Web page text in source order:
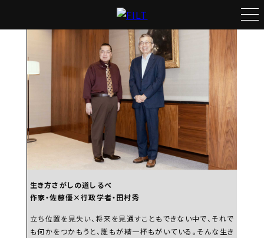
いつもの島で語り尽くす、
大人の軽やかな遊び方。
俳優・哀川 翔 × 俳優・原田龍二
生き方さがしの道しるべ
作家・佐藤優×チームみらい党首・安野貴博
うつしだすこと
映画監督・三島有紀子
愛と平和の1時間
俳優・原田龍二
映画監督・白石和彌
生き方さがしの道しるべ
作家・佐藤優×行政学者・田村秀
立ち位置を見失い、将来を見通すこともできない中で、それで
も何かをつかもうと、誰もが精一杯もがいている。そんな生き